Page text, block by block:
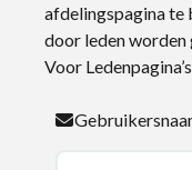
afdelingspagina te
door leden
Voor